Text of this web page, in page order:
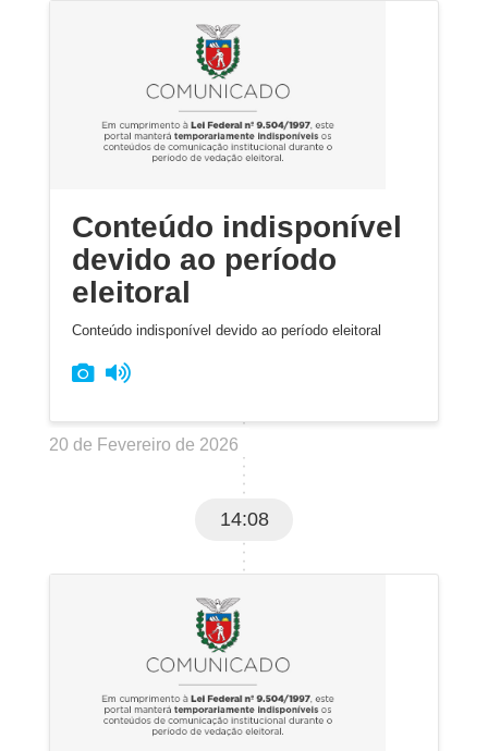
Conteúdo indisponível
devido ao período
eleitoral
Conteúdo indisponível devido ao período eleitoral
20 de Fevereiro de 2026
14:08